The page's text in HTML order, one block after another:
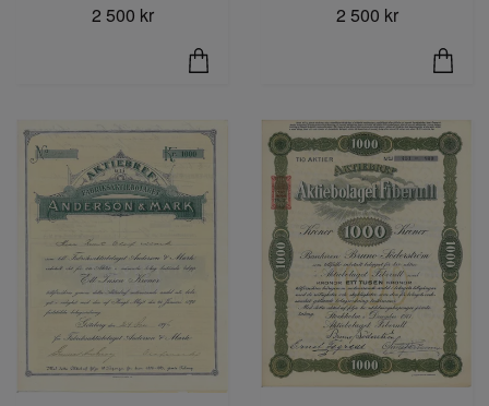
2 500 kr 2 500 kr